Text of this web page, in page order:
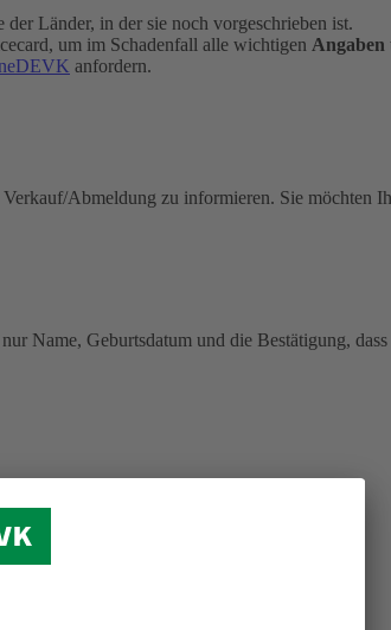
der Länder, in der sie noch vorgeschrieben ist.
um im Schadenfall alle wichtigen
anfordern.
Verkauf/Abmeldung zu informieren. Sie möchten
Name, Geburtsdatum und die Bestätigung,